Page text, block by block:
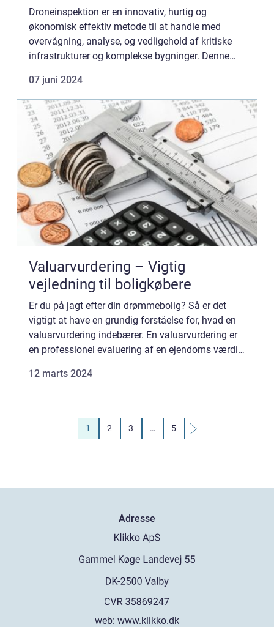
Droneinspektion er en innovativ, hurtig og
økonomisk effektiv metode til at handle med
overvågning, analyse, og vedligehold af kritiske
infrastrukturer og komplekse bygninger. Denne
industrier lige fra vind...
07 juni 2024
Valuarvurdering – Vigtig
vejledning til boligkøbere
Er du på jagt efter din drømmebolig? Så er det
vigtigt at have en grundig forståelse for, hvad en
valuarvurdering indebærer. En valuarvurdering er
en professionel evaluering af en ejendoms værdi
di...
12 marts 2024
1 2 3 … 5
Adresse
web: www.klikko.dk